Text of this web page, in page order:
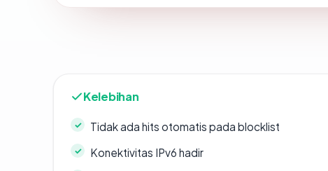
Kelebihan
Tidak ada hits otomatis pada blocklist
Konektivitas IPv6 hadir